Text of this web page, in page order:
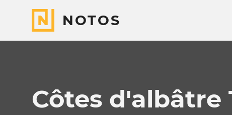
NOTOS
Côtes d'albâtre